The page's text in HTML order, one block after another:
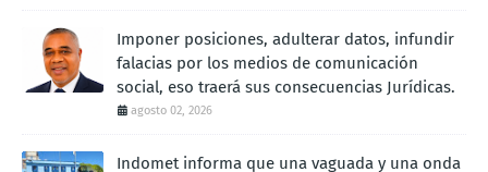
Imponer posiciones, adulterar datos, infundir
falacias por los medios de comunicación
social, eso traerá sus consecuencias Jurídicas.
agosto 02, 2026
Indomet informa que una vaguada y una onda